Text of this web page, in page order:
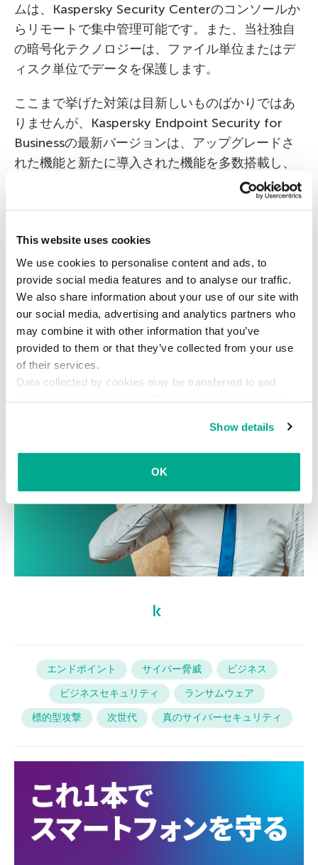
This website uses cookies
We use cookies to personalise content and ads, to
provide social media features and to analyse our traffic.
We also share information about your use of our site with
our social media, advertising and analytics partners who
may combine it with other information that you’ve
provided to them or that they’ve collected from your use
of their services.
Data collected by cookies may be transferred to and
processed in the European Union. Detailed information
Show details
OK
ムは、Kaspersky Security Centerのコンソールか
らリモートで集中管理可能です。また、当社独自
の暗号化テクノロジーは、ファイル単位またはデ
ィスク単位でデータを保護します。
ここまで挙げた対策は目新しいものばかりではあ
りませんが、Kaspersky Endpoint Security for
Businessの最新バージョンは、アップグレードさ
れた機能と新たに導入された機能を多数搭載し、
保護レベルの強化、管理と拡張の簡便化、実装と
サポートに要するコストの削減を実現します。製
については、Kaspersky Endpoint Security for
Businessの製品ページをご覧ください。
エンドポイント サイバー脅威
ビジネス
ビジネスセキュリティ
ランサムウェア
標的型攻撃
次世代 真のサイバーセキュリティ